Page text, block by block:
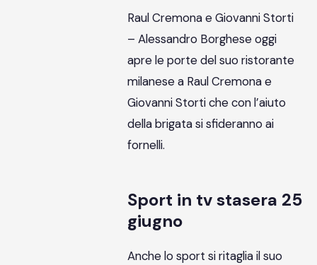
Raul Cremona e Giovanni Storti
– Alessandro Borghese oggi
apre le porte del suo ristorante
milanese a Raul Cremona e
Giovanni Storti che con l’aiuto
della brigata si sfideranno ai
fornelli.
Sport in tv stasera 25
giugno
Anche lo sport si ritaglia il suo